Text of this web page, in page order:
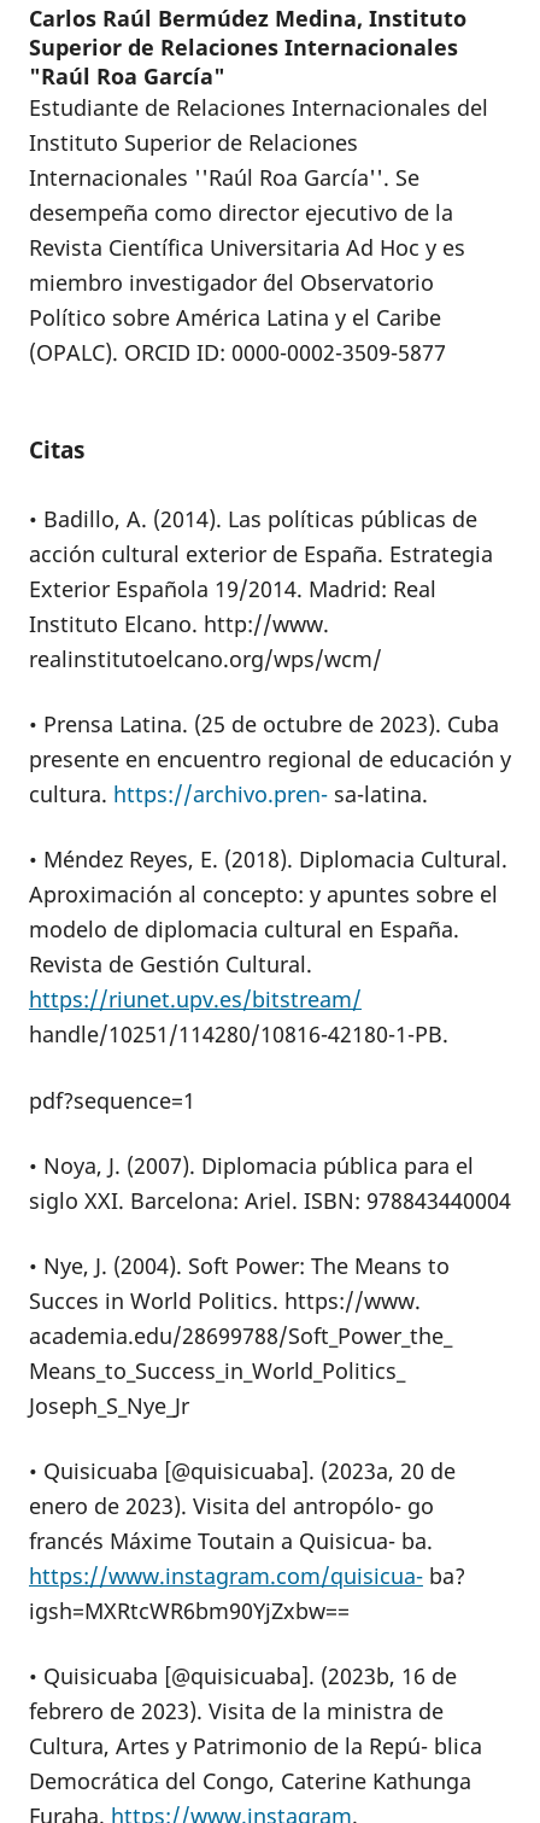
Carlos Raúl Bermúdez Medina, Instituto
Superior de Relaciones Internacionales
"Raúl Roa García"
Estudiante de Relaciones Internacionales del
Instituto Superior de Relaciones
Internacionales ''Raúl Roa García''. Se
desempeña como director ejecutivo de la
Revista Científica Universitaria Ad Hoc y es
miembro investigador ´del Observatorio
Político sobre América Latina y el Caribe
(OPALC). ORCID ID: 0000-0002-3509-5877
Citas
• Badillo, A. (2014). Las políticas públicas de
acción cultural exterior de España. Estrategia
Exterior Española 19/2014. Madrid: Real
Instituto Elcano. http://www.
realinstitutoelcano.org/wps/wcm/
• Prensa Latina. (25 de octubre de 2023). Cuba
presente en encuentro regional de educación y
cultura. https://archivo.pren-sa-latina.
• Méndez Reyes, E. (2018). Diplomacia Cultural.
Aproximación al concepto: y apuntes sobre el
modelo de diplomacia cultural en España.
Revista de Gestión Cultural.
https://riunet.upv.es/bitstream/
handle/10251/114280/10816-42180-1-PB.
pdf?sequence=1
• Noya, J. (2007). Diplomacia pública para el
siglo XXI. Barcelona: Ariel. ISBN: 978843440004
• Nye, J. (2004). Soft Power: The Means to
Succes in World Politics. https://www.
academia.edu/28699788/Soft_Power_the_
Means_to_Success_in_World_Politics_
Joseph_S_Nye_Jr
• Quisicuaba [@quisicuaba]. (2023a, 20 de
enero de 2023). Visita del antropólo- go
francés Máxime Toutain a Quisicua- ba.
https://www.instagram.com/quisicua-ba?
igsh=MXRtcWR6bm90YjZxbw==
• Quisicuaba [@quisicuaba]. (2023b, 16 de
febrero de 2023). Visita de la ministra de
Cultura, Artes y Patrimonio de la Repú- blica
Democrática del Congo, Caterine Kathunga
Furaha. https://www.instagram.